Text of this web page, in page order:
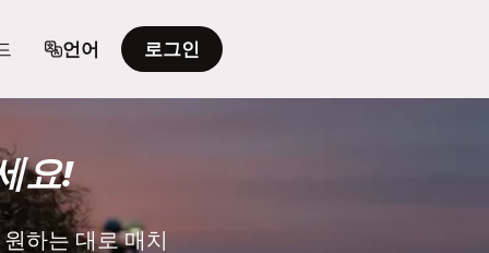
언어 로그인
요!
하는 대로 매치